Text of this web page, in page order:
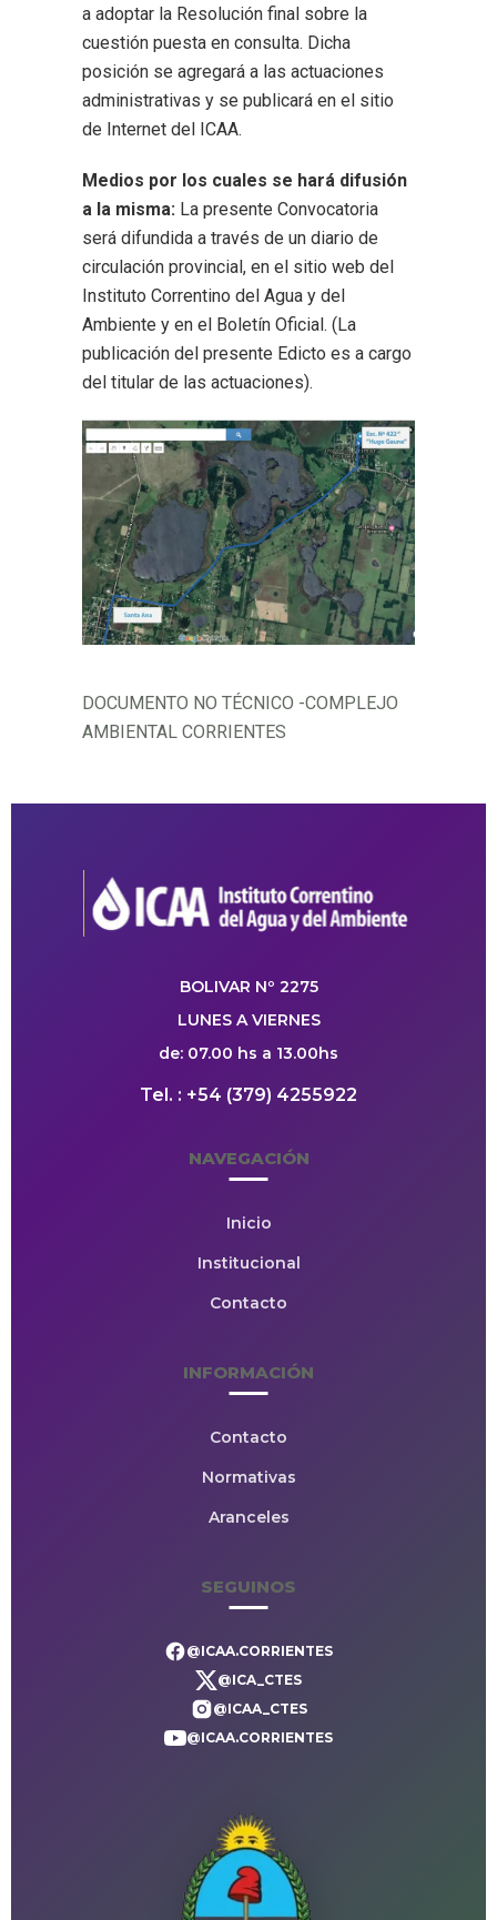
a adoptar la Resolución final sobre la
cuestión puesta en consulta. Dicha
posición se agregará a las actuaciones
administrativas y se publicará en el sitio
de Internet del ICAA.
Medios por los cuales se hará difusión
a la misma: La presente Convocatoria
será difundida a través de un diario de
circulación provincial, en el sitio web del
Instituto Correntino del Agua y del
Ambiente y en el Boletín Oficial. (La
publicación del presente Edicto es a cargo
del titular de las actuaciones).
DOCUMENTO NO TÉCNICO -COMPLEJO
AMBIENTAL CORRIENTES
BOLIVAR Nº 2275
LUNES A VIERNES
de: 07.00 hs a 13.00hs
Tel. : +54 (379) 4255922
NAVEGACIÓN
Inicio
Institucional
Contacto
INFORMACIÓN
Contacto
Normativas
Aranceles
SEGUINOS
@ICAA.CORRIENTES
@ICA_CTES
@ICAA_CTES
@ICAA.CORRIENTES